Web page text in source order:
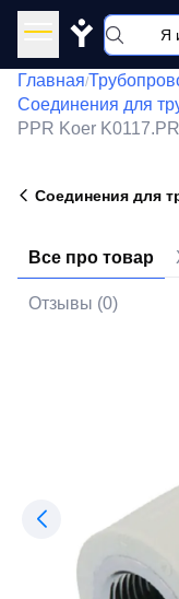
Y
Главная/
Соединения для
PPR Koer
Соединения для
Все про товар
Отзывы (0)